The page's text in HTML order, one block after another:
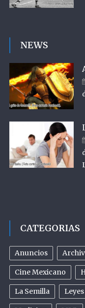
NEWS
CATEGORIAS
Anuncios
Cine Mexicano
La Semilla Leyes